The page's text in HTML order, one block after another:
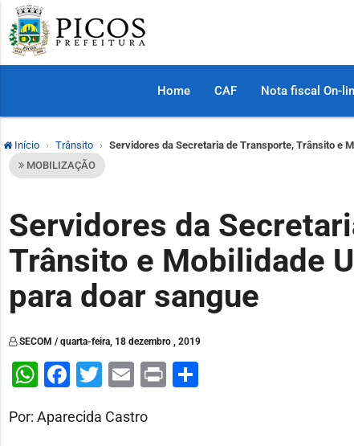
Home CAF Nota fiscal On-
Início Trânsito
Servidores da Secretaria de Transporte, Trânsito e
MOBILIZAÇÃO
Servidores da
Trânsito e Mobilidade
para doar sangue
SECOM / quarta-feira, 18 dezembro , 2019
WhatsApp
Facebook
Twitter
Email
Print
Por: Aparecida Castro